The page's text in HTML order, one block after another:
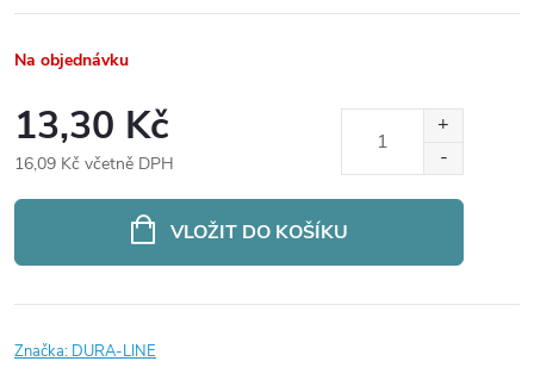
Na objednávku
13,30 Kč
16,09 Kč včetně DPH
VLOŽIT DO KOŠÍKU
Značka: DURA-LINE